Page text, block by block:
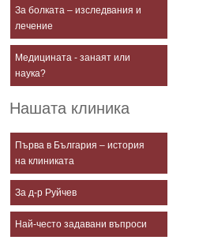
За болката – изследвания и
лечение
Медицината - занаят или
наука?
Нашата клиника
Първа в България – история
на клиниката
За д-р Руйчев
Най-често задавани въпроси